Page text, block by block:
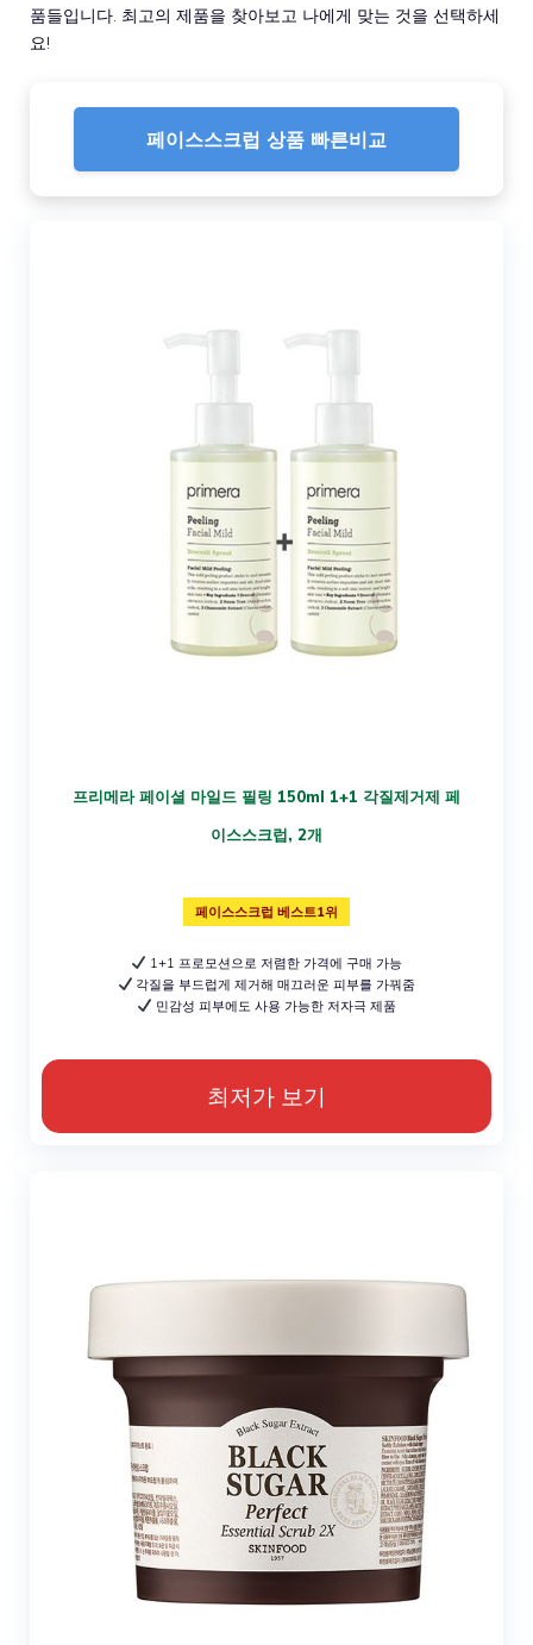
품들입니다. 최고의 제품을 찾아보고 나에게 맞는 것을 선택하세
요!
페이스스크럽 상품 빠른비교
프리메라 페이셜 마일드 필링 150ml 1+1 각질제거제 페
이스스크럽, 2개
페이스스크럽 베스트1위
1+1 프로모션으로 저렴한 가격에 구매 가능
각질을 부드럽게 제거해 매끄러운 피부를 가꿔줌
민감성 피부에도 사용 가능한 저자극 제품
최저가 보기